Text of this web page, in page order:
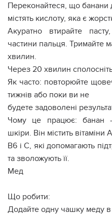
Переконайтеся, що банани
містять кислоту, яка є
Акуратно втирайте
частини пальця. Тримайте
хвилин.
Через 20 хвилин
Як часто: повторюйте
тижнів або поки ви не
будете задоволені
Чому це працює: банан
шкіри. Він містить вітаміни
В6 і С, які допомагають
та зволожують її.
Мед
Що робити:
Додайте одну чашку меду